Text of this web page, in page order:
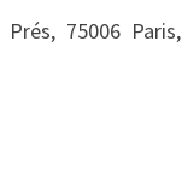
75006 Paris,